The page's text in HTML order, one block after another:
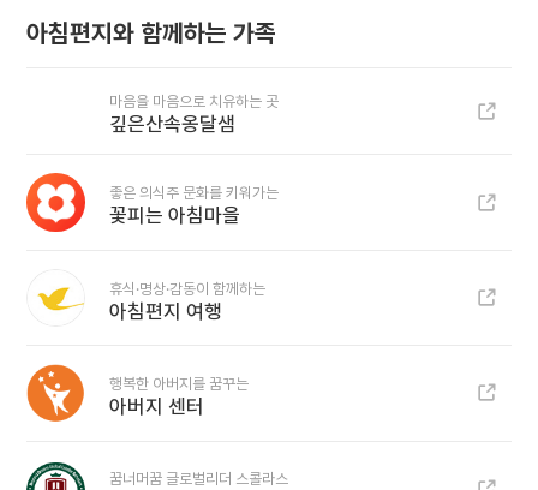
아침편지와 함께하는 가족
마음을 마음으로 치유하는 곳
깊은산속옹달샘
좋은 의식주 문화를 키워가는
꽃피는 아침마을
휴식·명상·감동이 함께하는
아침편지 여행
행복한 아버지를 꿈꾸는
아버지 센터
꿈너머꿈 글로벌리더 스콜라스